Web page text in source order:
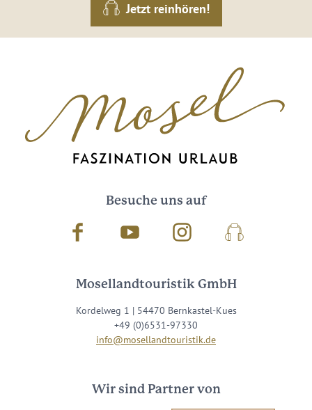
Jetzt reinhören!
Besuche uns auf
Facebook Youtube InstagramPodcast
Mosellandtouristik GmbH
Kordelweg 1 | 54470 Bernkastel-Kues
+49 (0)6531-97330
info@mosellandtouristik.de
Wir sind Partner von